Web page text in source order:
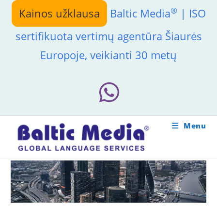
Skip
content
Kainos užklausa Baltic Media®| ISO
sertifikuota vertimų agentūra Šiaurės
Europoje, veikianti 30 metų
Menu